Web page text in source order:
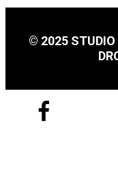
© 2025 STUDIO